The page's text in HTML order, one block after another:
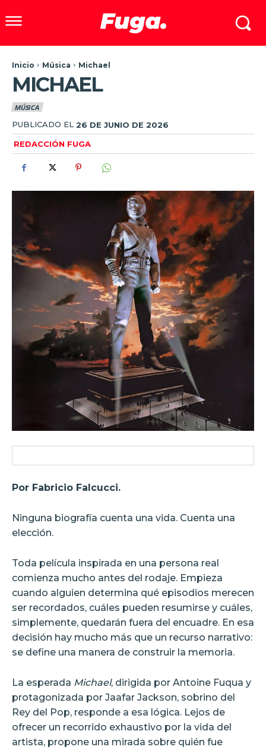
Inicio Música Michael
MICHAEL
MÚSICA
PUBLICADO EL 26 DE JUNIO DE 2026
REDACCIÓN FUGA
Por Fabricio Falcucci.
Ninguna biografía cuenta una vida. Cuenta una
elección.
Toda película inspirada en una persona real
comienza mucho antes del rodaje. Empieza
cuando alguien determina qué episodios merecen
ser recordados, cuáles pueden resumirse y cuáles,
simplemente, quedarán fuera del encuadre. En esa
decisión hay mucho más que un recurso narrativo:
se define una manera de construir la memoria.
La esperada Michael, dirigida por Antoine Fuqua y
protagonizada por Jaafar Jackson, sobrino del
Rey del Pop, responde a esa lógica. Lejos de
ofrecer un recorrido exhaustivo por la vida del
artista, propone una mirada sobre quién fue